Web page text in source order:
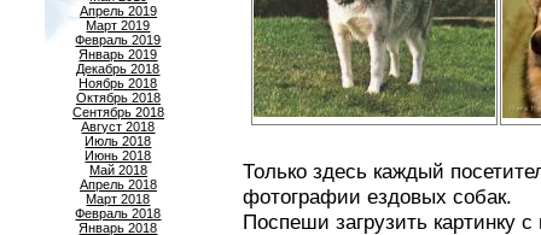
Апрель 2019
Март 2019
Февраль 2019
Январь 2019
Декабрь 2018
Ноябрь 2018
Октябрь 2018
Сентябрь 2018
Август 2018
Июль 2018
Июнь 2018
Май 2018
Апрель 2018
Март 2018
Февраль 2018
Январь 2018
Только здесь каждый
фотографии ездовых собак.
Поспеши загрузить картинку